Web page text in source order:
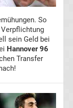
So
sein Geld bei
Hannover 96
Transfer